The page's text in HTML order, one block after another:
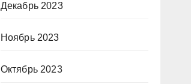
Декабрь 2023
Ноябрь 2023
Октябрь 2023